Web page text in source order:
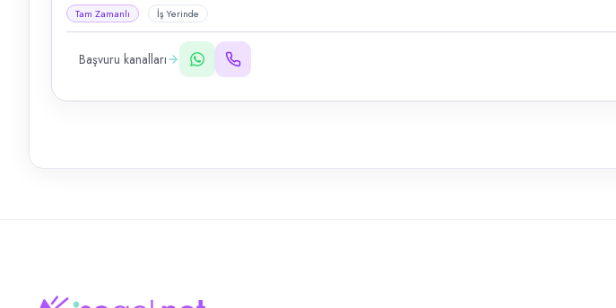
Tam Zamanlı İş Yerinde
Başvuru kanalları